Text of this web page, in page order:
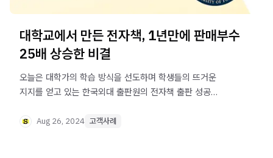
대학교에서 만든 전자책, 1년만에 판매부수
25배 상승한 비결
오늘은 대학가의 학습 방식을 선도하며 학생들의 뜨거운
지지를 얻고 있는 한국외대 출판원의 전자책 출판 성공
Aug 26, 2024 고객사례